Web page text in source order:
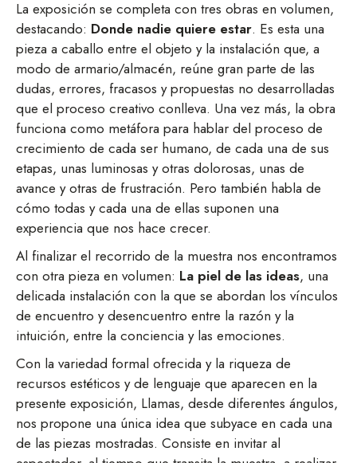
La exposición se completa con tres obras en volumen,
destacando: Donde nadie quiere estar. Es esta una
pieza a caballo entre el objeto y la instalación que, a
modo de armario/almacén, reúne gran parte de las
dudas, errores, fracasos y propuestas no desarrolladas
que el proceso creativo conlleva. Una vez más, la obra
funciona como metáfora para hablar del proceso de
crecimiento de cada ser humano, de cada una de sus
etapas, unas luminosas y otras dolorosas, unas de
avance y otras de frustración. Pero también habla de
cómo todas y cada una de ellas suponen una
experiencia que nos hace crecer.
Al finalizar el recorrido de la muestra nos encontramos
con otra pieza en volumen: La piel de las ideas, una
delicada instalación con la que se abordan los vínculos
de encuentro y desencuentro entre la razón y la
intuición, entre la conciencia y las emociones.
Con la variedad formal ofrecida y la riqueza de
recursos estéticos y de lenguaje que aparecen en la
presente exposición, Llamas, desde diferentes ángulos,
nos propone una única idea que subyace en cada una
de las piezas mostradas. Consiste en invitar al